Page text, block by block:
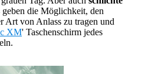
geben die Möglichkeit, den
Art von Anlass zu tragen und
XM' Taschenschirm jedes